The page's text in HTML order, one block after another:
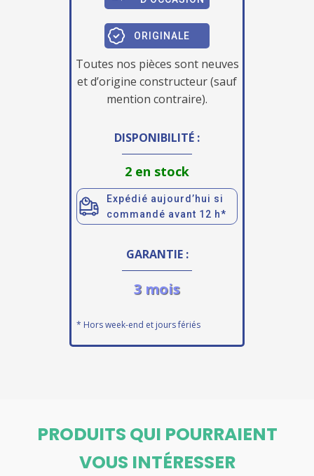
ORIGINALE
Toutes nos pièces sont neuves
et d’origine constructeur (sauf
mention contraire).
DISPONIBILITÉ :
2 en stock
Expédié aujourd’hui si
commandé avant 12 h*
GARANTIE :
3 mois
* Hors week-end et jours fériés
PRODUITS QUI POURRAIENT
VOUS INTÉRESSER